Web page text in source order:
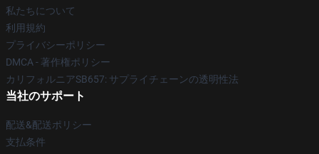
私たちについて
利用規約
プライバシーポリシー
DMCA - 著作権ポリシー
カリフォルニアSB657: サプライチェーンの透明性法
当社のサポート
配送&配送ポリシー
支払条件